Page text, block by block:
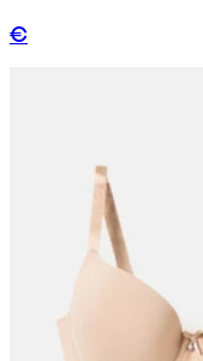
€